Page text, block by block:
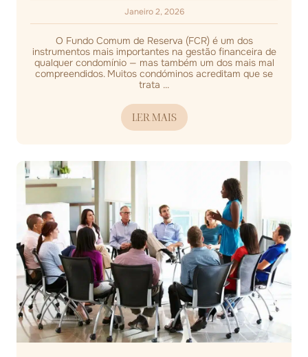
Janeiro 2, 2026
O Fundo Comum de Reserva (FCR) é um dos
instrumentos mais importantes na gestão financeira de
qualquer condomínio — mas também um dos mais mal
compreendidos. Muitos condóminos acreditam que se
trata ...
LER MAIS